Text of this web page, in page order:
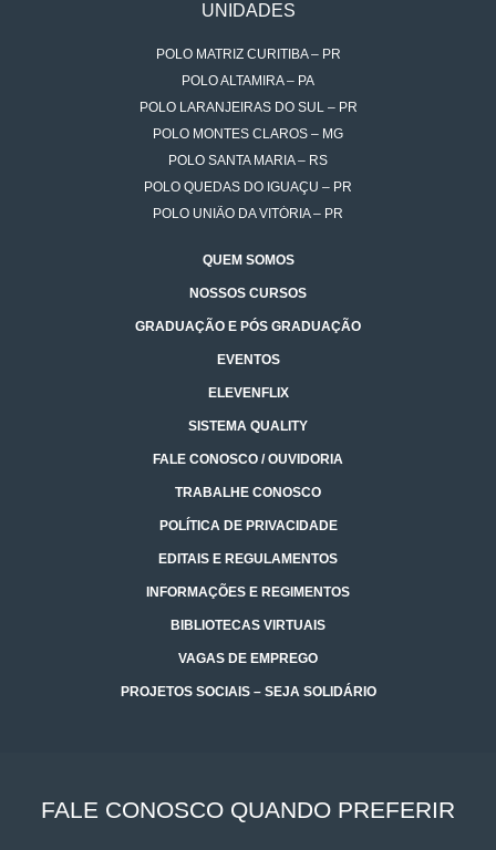
UNIDADES
POLO MATRIZ CURITIBA – PR
POLO ALTAMIRA – PA
POLO LARANJEIRAS DO SUL – PR
POLO MONTES CLAROS – MG
POLO SANTA MARIA – RS
POLO QUEDAS DO IGUAÇU – PR
POLO UNIÃO DA VITÓRIA – PR
QUEM SOMOS
NOSSOS CURSOS
GRADUAÇÃO E PÓS GRADUAÇÃO
EVENTOS
ELEVENFLIX
SISTEMA QUALITY
FALE CONOSCO / OUVIDORIA
TRABALHE CONOSCO
POLÍTICA DE PRIVACIDADE
EDITAIS E REGULAMENTOS
INFORMAÇÕES E REGIMENTOS
BIBLIOTECAS VIRTUAIS
VAGAS DE EMPREGO
PROJETOS SOCIAIS – SEJA SOLIDÁRIO
FALE CONOSCO QUANDO PREFERIR